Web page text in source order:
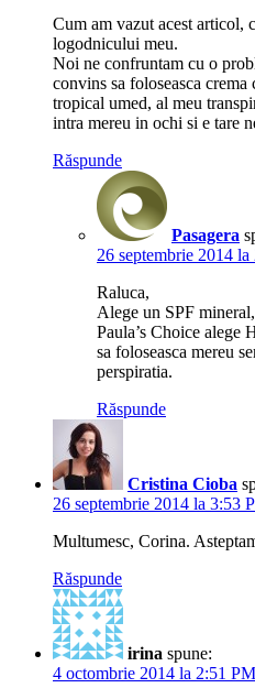
Cum am vazut acest articol,
logodnicului meu.
Noi ne confruntam cu o
convins sa foloseasca
tropical umed, al meu
intra mereu in ochi si e tare
Răspunde
Pasagera
26 septembrie 2014
Raluca,
Alege un SPF
Paula’s Choice alege
sa foloseasca mereu
perspiratia.
Răspunde
Cristina Cioba
26 septembrie 2014 la 3:53
Multumesc, Corina.
Răspunde
irina spune:
4 octombrie 2014 la 2:51 PM